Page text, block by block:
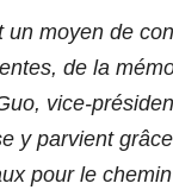
moyen de
de la
vice-
y parvient
pour le